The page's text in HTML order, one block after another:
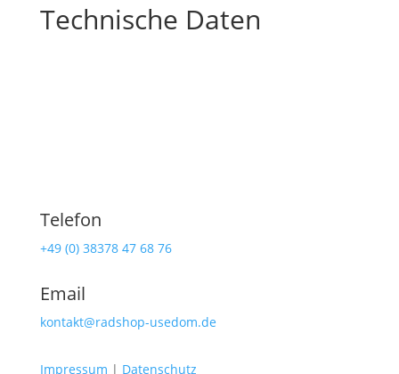
Technische Daten
Telefon
+49 (0) 38378 47 68 76
Email
kontakt@radshop-usedom.de
Impressum | Datenschutz